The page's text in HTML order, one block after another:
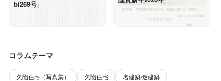
bi269号」
コラムテーマ
欠陥住宅（写真集） 欠陥住宅
名建築/迷建築